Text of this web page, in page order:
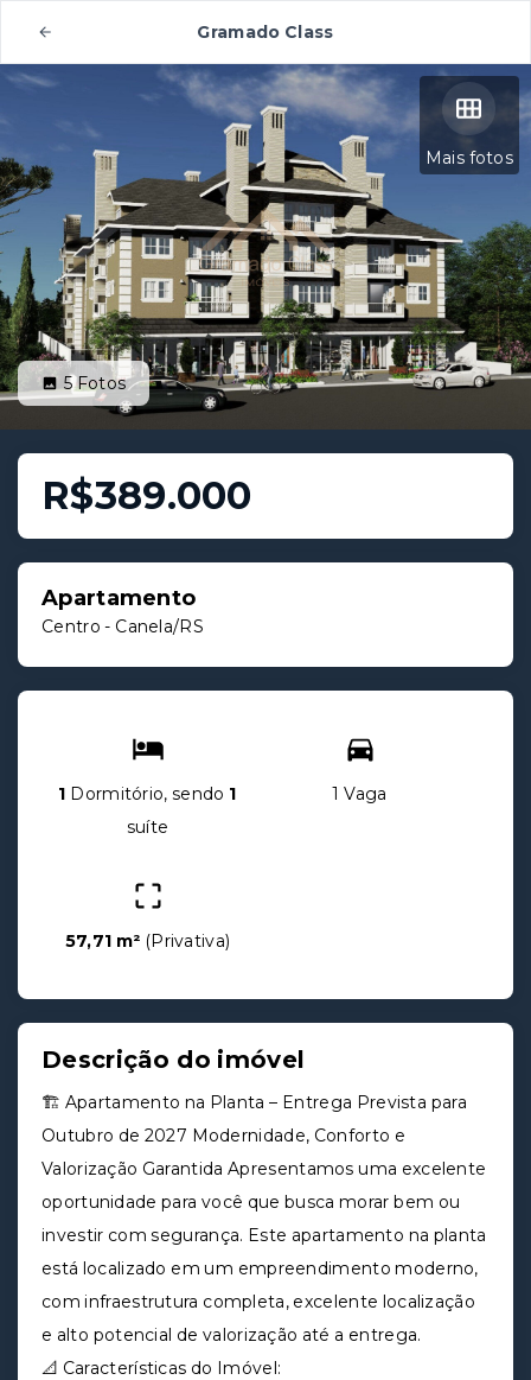
Gramado Class
Mais fotos
5Fotos
R$389.000
Apartamento
Centro - Canela/RS
1 Dormitório, sendo 1
suíte
1 Vaga
57,71 m² (Privativa)
Descrição do imóvel
🏗️ Apartamento na Planta – Entrega Prevista para
Outubro de 2027 Modernidade, Conforto e
Valorização Garantida Apresentamos uma excelente
oportunidade para você que busca morar bem ou
investir com segurança. Este apartamento na planta
está localizado em um empreendimento moderno,
com infraestrutura completa, excelente localização
e alto potencial de valorização até a entrega.
📐 Características do Imóvel: